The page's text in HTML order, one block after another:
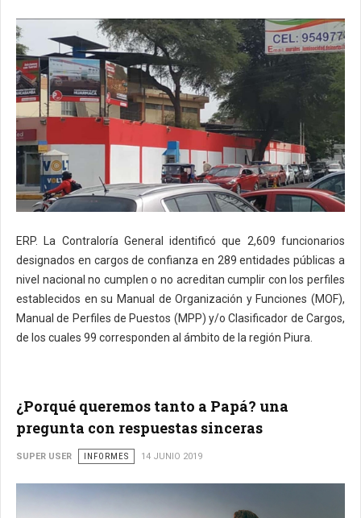
ERP. La Contraloría General identificó que 2,609 funcionarios
designados en cargos de confianza en 289 entidades públicas a
nivel nacional no cumplen o no acreditan cumplir con los perfiles
establecidos en su Manual de Organización y Funciones (MOF),
Manual de Perfiles de Puestos (MPP) y/o Clasificador de Cargos,
de los cuales 99 corresponden al ámbito de la región Piura.
¿Porqué queremos tanto a Papá? una
pregunta con respuestas sinceras
SUPER USER INFORMES 14 JUNIO 2019